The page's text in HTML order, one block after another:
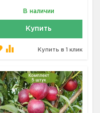
В наличии
Купить
Купить в 1 клик